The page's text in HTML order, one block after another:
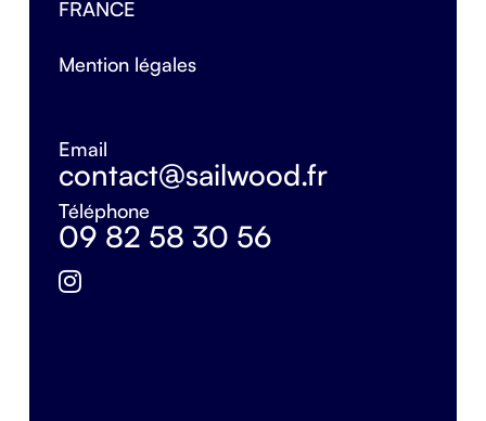
FRANCE
Mention légales
Email
contact@sailwood.fr
Téléphone
09 82 58 30 56